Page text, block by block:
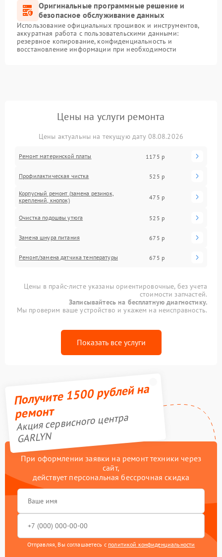
Оригинальные программные решение и
безопасное обслуживание данных
Использование официальных прошивок и инструментов,
аккуратная работа с пользовательскими данными:
резервное копирование, конфиденциальность и
восстановление информации при необходимости
Цены на услуги ремонта
Цены актуальны на текущую дату 08.08.2026
Ремонт материнской платы 1175 р
Профилактическая чистка 525 р
Корпусный ремонт (замена резинок,
креплений, кнопок)
475 р
Очистка подошвы утюга 525 р
Замена шнура питания 675 р
Ремонт/замена датчика температуры 675 р
Цены в прайс-листе указаны ориентировочные, без учета
стоимости запчастей.
Записывайтесь на бесплатную диагностику.
Мы проверим ваше устройство и укажем на неисправность.
Показать все услуги
Получите 1500 рублей на
ремонт
Акция сервисного центра
GARLYN
При оформлении заявки на ремонт техники через
сайт,
действует персональная бессрочная скидка
Отправляя, Вы соглашаетесь с политикой конфиденциальности